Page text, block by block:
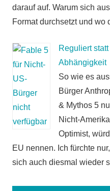
darauf auf. Warum sich
Format durchsetzt und wo
Reguliert
Abhängigkeit
So wie es
Bürger
& Mythos 5
Nicht-
Optimist,
EU nennen. Ich fürchte
sich auch diesmal wieder